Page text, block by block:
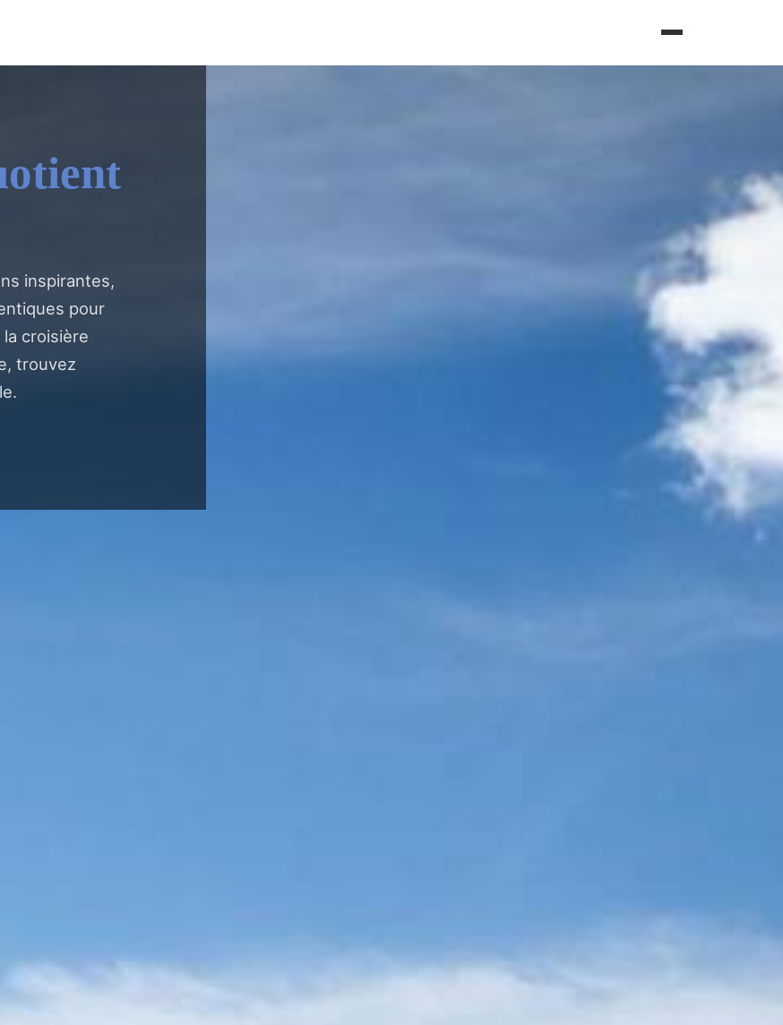
inspirantes,
pour
croisière
trouvez